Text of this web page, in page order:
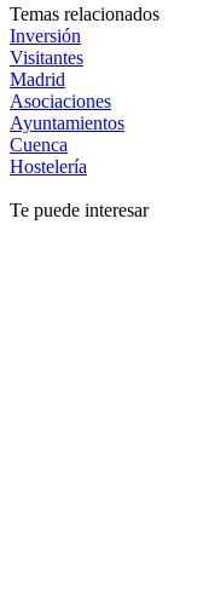
Temas relacionados
Inversión
Visitantes
Madrid
Asociaciones
Ayuntamientos
Cuenca
Hostelería
Te puede interesar